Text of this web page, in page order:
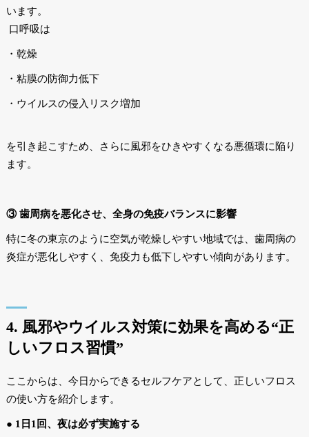
います。
口呼吸は
・乾燥
・粘膜の防御力低下
・ウイルスの侵入リスク増加
を引き起こすため、さらに風邪をひきやすくなる悪循環に陥り
ます。
③ 歯周病を悪化させ、全身の免疫バランスに影響
特に冬の東京のように空気が乾燥しやすい地域では、歯周病の
炎症が悪化しやすく、免疫力も低下しやすい傾向があります。
4. 風邪やウイルス対策に効果を高める“正
しいフロス習慣”
ここからは、今日からできるセルフケアとして、正しいフロス
の使い方を紹介します。
● 1日1回、夜は必ず実施する